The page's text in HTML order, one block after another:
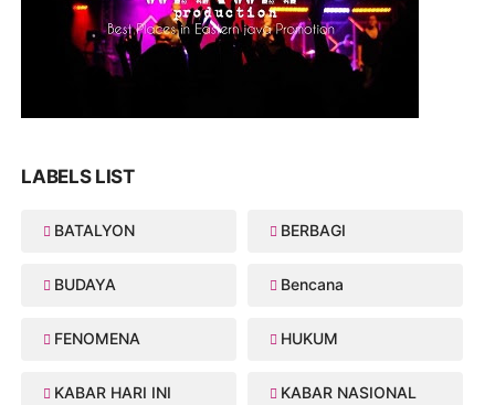
LABELS LIST
BATALYON BERBAGI
BUDAYA Bencana
FENOMENA HUKUM
KABAR HARI INI KABAR NASIONAL